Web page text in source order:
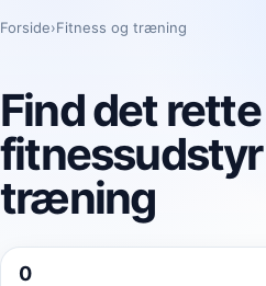
Forside›Fitness og træning
Find det rette
træning
0